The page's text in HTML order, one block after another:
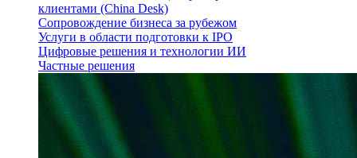
клиентами (China Desk)
Сопровождение бизнеса за рубежом
Услуги в области подготовки к IPO
Цифровые решения и технологии ИИ
Частные решения